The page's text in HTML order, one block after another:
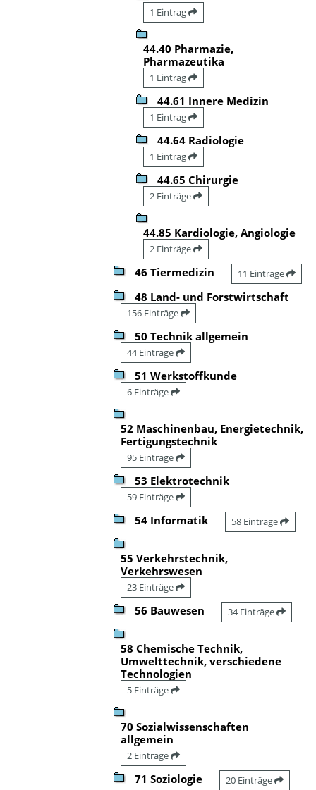
1 Eintrag
44.40 Pharmazie,
Pharmazeutika
1 Eintrag
44.61 Innere Medizin
1 Eintrag
44.64 Radiologie
1 Eintrag
44.65 Chirurgie
2 Einträge
44.85 Kardiologie, Angiologie
2 Einträge
46 Tiermedizin 11 Einträge
48 Land- und Forstwirtschaft
156 Einträge
50 Technik allgemein
44 Einträge
51 Werkstoffkunde
6 Einträge
52 Maschinenbau, Energietechnik,
Fertigungstechnik
95 Einträge
53 Elektrotechnik
59 Einträge
54 Informatik 58 Einträge
55 Verkehrstechnik,
Verkehrswesen
23 Einträge
56 Bauwesen 34 Einträge
58 Chemische Technik,
Umwelttechnik, verschiedene
Technologien
5 Einträge
70 Sozialwissenschaften
allgemein
2 Einträge
71 Soziologie 20 Einträge